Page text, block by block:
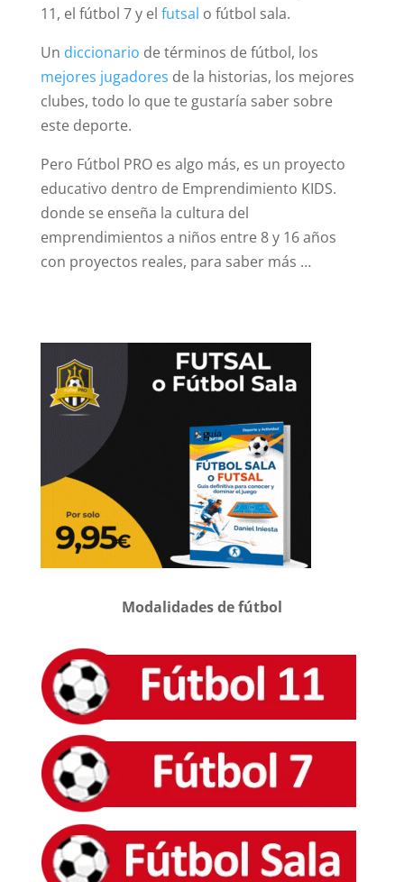
11, el fútbol 7 y el futsal o fútbol sala.
Un diccionario de términos de fútbol, los
mejores jugadores de la historias, los mejores
clubes, todo lo que te gustaría saber sobre
este deporte.
Pero Fútbol PRO es algo más, es un proyecto
educativo dentro de Emprendimiento KIDS.
donde se enseña la cultura del
emprendimientos a niños entre 8 y 16 años
con proyectos reales, para saber más …
Modalidades de fútbol